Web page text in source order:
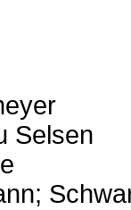
Selsen